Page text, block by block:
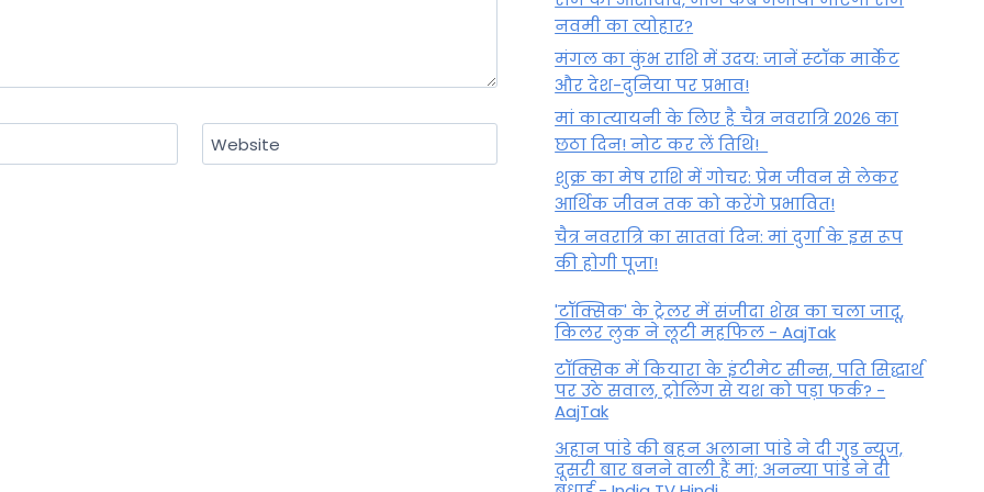
Website
नवमी का त्योहार?
मंगल का कुंभ राशि में उदय: जानें स्‍टॉक मार्केट
और देश-दुनिया पर प्रभाव!
मां कात्‍यायनी के लिए है चैत्र नवरात्रि 2026 का
छठा दिन! नोट कर लें तिथि!
शुक्र का मेष राशि में गोचर: प्रेम जीवन से लेकर
आर्थिक जीवन तक को करेंगे प्रभावित!
चैत्र नवरात्रि का सातवां दिन: मां दुर्गा के इस रूप
की होगी पूजा!
'टॉक्सिक' के ट्रेलर में संजीदा शेख का चला जादू,
किलर लुक ने लूटी महफिल - AajTak
टॉक्सिक में कियारा के इंटीमेट सीन्स, पति सिद्धार्थ
पर उठे सवाल, ट्रोलिंग से यश को पड़ा फर्क? -
AajTak
अहान पांडे की बहन अलाना पांडे ने दी गुड न्यूज,
दूसरी बार बनने वाली हैं मां; अनन्या पांडे ने दी